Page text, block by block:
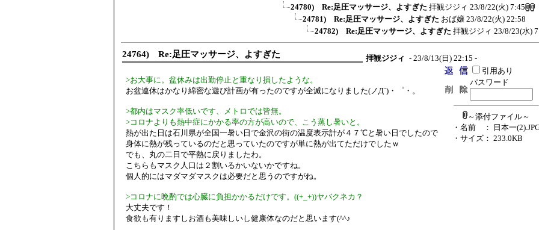
24780) Re:足圧マッサージ、よすぎた 拝観ジジィ 23/8/22(火) 7:45
24781) Re:足圧マッサージ、よすぎた おば嬢 23/8/22(火) 22:58
24782) Re:足圧マッサージ、よすぎた 拝観ジジィ 23/8/23(水)
24764) Re:足圧マッサージ、よすぎた 拝観ジジィ - 23/8/13(日) 22:15 -
>お大事に。盆休みは出勤停止と重なり損したような。
お盆連休はかなり綿密な遊び計画が有ったのですが全滅になりました(ノД`)・゜・。
>都内はマスク率低いです、メトロでは皆無。
>コロナよりも熱中症にかかる率の方が高いので、こう蒸し暑いと。
熱が出た日は石川県が全国一暑い日で金沢の街の温度表示計が４７℃と暑い日でしたので
身体に熱が残っているのだと思っていたのですが単に熱が出てただけでしたｗ
でも、丸の二日で平熱に戻りましたわ。
こちらもマスク人口は２割いるかいないかですね。
個人的にはマダマダマスクは必要だと思うのですがね。
>コロナに晩酌では心臓に負担かかるだけです。((+_+))ヤバクネカ？
大丈夫です！
食欲も有りますしお酒も美味しいし健康体なのだと思います(^^♪
引用あり
パスワード
～添付ファイル～
・名前
： 日本一
・サイズ： 233.0KB